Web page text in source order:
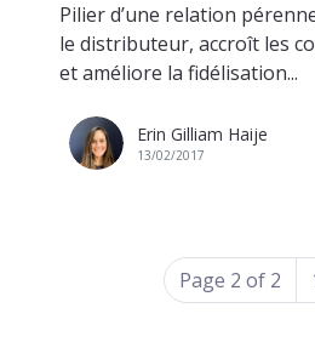
Pilier d’une relation
le distributeur, accroît les
et améliore la fidélisation...
Erin Gilliam Haije
13/02/2017
Page 2 of 2